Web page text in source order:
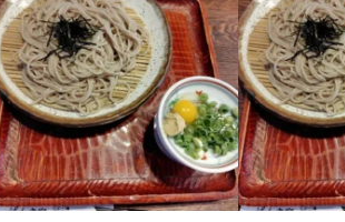
し・・・色々考えるとこうなってしま
う・・・。結構メンタル弱い星人で...
9 0
し・・・色々考
う・・・。結